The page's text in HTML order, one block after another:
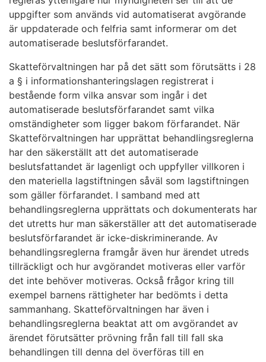
uppgifter som används vid automatiserat avgörande
är uppdaterade och felfria samt informerar om det
automatiserade beslutsförfarandet.
Skatteförvaltningen har på det sätt som förutsätts i 28
a § i informationshanteringslagen registrerat i
bestående form vilka ansvar som ingår i det
automatiserade beslutsförfarandet samt vilka
omständigheter som ligger bakom förfarandet. När
Skatteförvaltningen har upprättat behandlingsreglerna
har den säkerställt att det automatiserade
beslutsfattandet är lagenligt och uppfyller villkoren i
den materiella lagstiftningen såväl som lagstiftningen
som gäller förfarandet. I samband med att
behandlingsreglerna upprättats och dokumenterats har
det utretts hur man säkerställer att det automatiserade
beslutsförfarandet är icke-diskriminerande. Av
behandlingsreglerna framgår även hur ärendet utreds
tillräckligt och hur avgörandet motiveras eller varför
det inte behöver motiveras. Också frågor kring till
exempel barnens rättigheter har bedömts i detta
sammanhang. Skatteförvaltningen har även i
behandlingsreglerna beaktat att om avgörandet av
ärendet förutsätter prövning från fall till fall ska
behandlingen till denna del överföras till en